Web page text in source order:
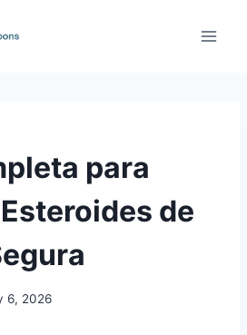
para
de
6, 2026